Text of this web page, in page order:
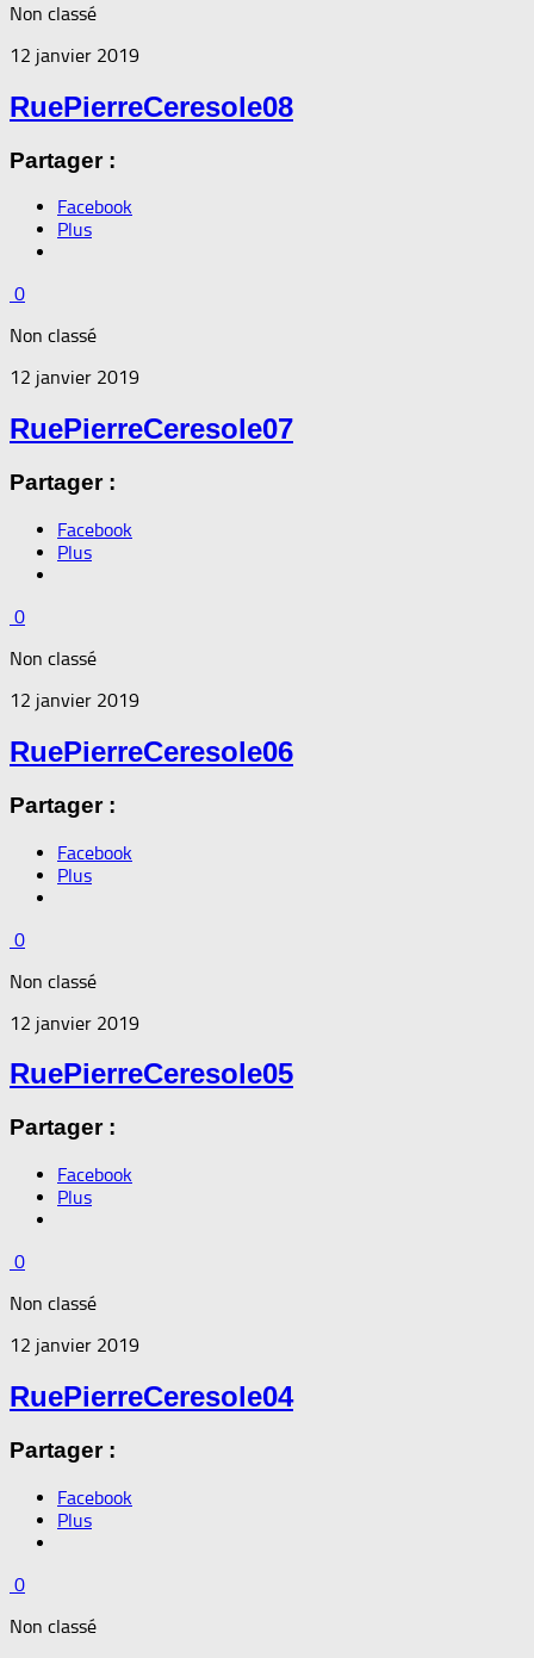
Non classé
12 janvier 2019
RuePierreCeresole08
Partager :
Facebook
Plus
0
Non classé
12 janvier 2019
RuePierreCeresole07
Partager :
Facebook
Plus
0
Non classé
12 janvier 2019
RuePierreCeresole06
Partager :
Facebook
Plus
0
Non classé
12 janvier 2019
RuePierreCeresole05
Partager :
Facebook
Plus
0
Non classé
12 janvier 2019
RuePierreCeresole04
Partager :
Facebook
Plus
0
Non classé